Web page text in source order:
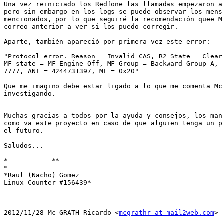
Una vez reiniciado los Redfone las llamadas
pero sin embargo en los logs se puede observar los
mencionados, por lo que seguiré la recomendación quee
correo anterior a ver si los puedo corregir.
Aparte, también apareció por primera vez este error:
"Protocol error. Reason = Invalid CAS, R2 State =
MF state = MF Engine Off, MF Group = Backward Group A,
7777, ANI = 4244731397, MF = 0x20"
Que me imagino debe estar ligado a lo que me comenta
investigando.
Muchas gracias a todos por la ayuda y consejos, los
como va este proyecto en caso de que alguien tenga un
el futuro.
Saludos...
*           **
*
*Raul (Nacho) Gomez
Linux Counter #156439*
2012/11/28 Mc GRATH Ricardo <mcgrathr at mail2web.com>